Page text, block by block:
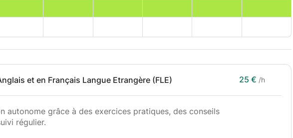
et en Français Langue Etrangère (FLE) 25 € /h
autonome grâce à des exercices pratiques, des conseils
régulier.